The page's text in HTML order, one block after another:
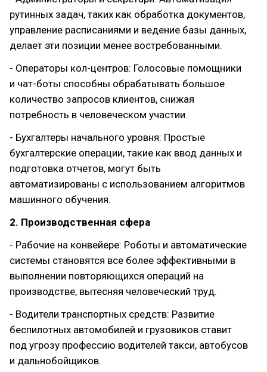
рутинных задач, таких как обработка документов,
управление расписаниями и ведение базы данных,
делает эти позиции менее востребованными.
- Операторы кол-центров: Голосовые помощники
и чат-боты способны обрабатывать большое
количество запросов клиентов, снижая
потребность в человеческом участии.
- Бухгалтеры начального уровня: Простые
бухгалтерские операции, такие как ввод данных и
подготовка отчетов, могут быть
автоматизированы с использованием алгоритмов
машинного обучения.
2. Производственная сфера
- Рабочие на конвейере: Роботы и автоматические
системы становятся все более эффективными в
выполнении повторяющихся операций на
производстве, вытесняя человеческий труд.
- Водители транспортных средств: Развитие
беспилотных автомобилей и грузовиков ставит
под угрозу профессию водителей такси, автобусов
и дальнобойщиков.